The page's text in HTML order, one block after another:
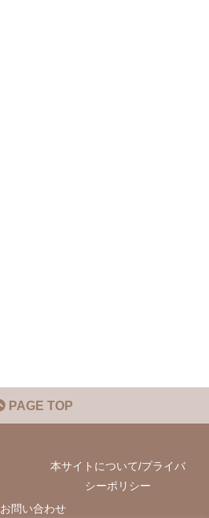
PAGE TOP
本サイトについて/プライバ
シーポリシー
お問い合わせ